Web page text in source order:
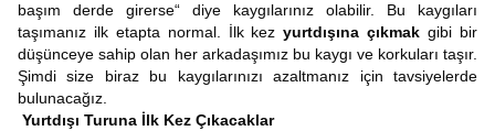
başım derde girerse“ diye kaygılarınız olabilir. Bu kaygıları
taşımanız ilk etapta normal. İlk kezyurtdışına çıkmak gibi bir
düşünceye sahip olan her arkadaşımız bu kaygı ve korkuları taşır.
Şimdi size biraz bu kaygılarınızı azaltmanız için tavsiyelerde
bulunacağız.
Yurtdışı Turuna İlk Kez Çıkacaklar